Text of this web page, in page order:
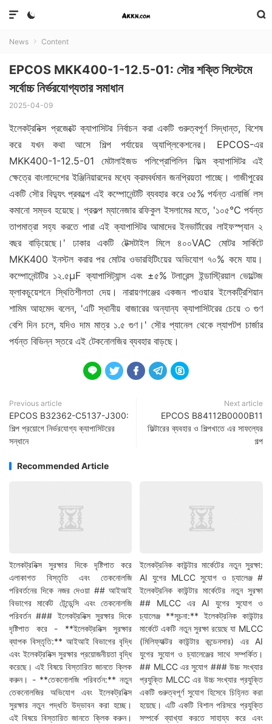



News  Content
EPCOS MKK400-1-12.5-01: সৌর শক্তি সিস্টেমে
সর্বোচ্চ নির্ভরযোগ্যতার সমাধান
2025-04-09
ইলেকট্রনিক্স প্রজেক্টে ক্যাপাসিটর নির্বাচন করা একটি গুরুত্বপূর্ণ সিদ্ধান্ত, বিশেষ
করে যখন কথা আসে শিল্প পর্যায়ের অ্যাপ্লিকেশনের। EPCOS-এর
MKK400-1-12.5-01 মেটালাইজড পলিপ্রোপিলিন ফিল্ম ক্যাপাসিটর এই
ক্ষেত্রে বাংলাদেশের ইঞ্জিনিয়ারদের মধ্যে ক্রমবর্ধমান জনপ্রিয়তা পাচ্ছে। গাজীপুরের
একটি সৌর বিদ্যুৎ প্রকল্পে এই কম্পোনেন্টটি ব্যবহার করে ৩৫% পর্যন্ত এনার্জি লস
কমানো সম্ভব হয়েছে। প্রকল্প ম্যানেজার রফিকুল ইসলামের মতে, '১০৫°C পর্যন্ত
তাপমাত্রা সহ্য করতে পারা এই ক্যাপাসিটর আমাদের ইনভার্টারের লাইফস্প্যান ২
বছর বাড়িয়েছে।' ঢাকার একটি টেক্সটাইল মিলে ৪০০VAC মোটর সার্কিটে
MKK400 ইনস্টল করার পর মোটর ওভারহিটিংয়ের অভিযোগ ৭০% কমে যায়।
কম্পোনেন্টটির ১২.৫µF ক্যাপাসিট্যান্স এবং ±৫% টলারেন্স ইন্ডাস্ট্রিয়াল ভোল্টেজ
ফ্লাকচুয়েশনে স্থিতিশীলতা দেয়। নারায়ণগঞ্জের একজন পাওয়ার ইলেকট্রিশিয়ান
শামিম আহমেদ বলেন, 'এটি স্থানীয় বাজারের অন্যান্য ক্যাপাসিটরের চেয়ে ৩ গুণ
বেশি দিন চলে, যদিও দাম মাত্র ১.৫ গুণ।' সৌর প্যানেল থেকে ল্যাপটপ চার্জার
পর্যন্ত বিভিন্ন স্তরে এই টেকনোলজির ব্যবহার বাড়ছে।
    
Previous article
EPCOS B32362-C5137-J300:
শিল্প প্রয়োগে নির্ভরযোগ্য ক্যাপাসিটরের
সন্ধানে
Next article
EPCOS B84112B0000B11
ফিল্টারের ব্যবহার ও শিল্পখাতে এর সাফল্যের
গল্প
Recommended Article
ইলেকট্রনিক্স সুরক্ষার দিকে দৃষ্টিপাত করে
এলাকাগত বিস্তৃতি এবং তেকনোলজি
পরিবর্তনের দিকে নজর দেওয়া ## আইআই
বিভাগের মার্কেট টেন্ডেন্সি এবং তেকনোলজি
পরিবর্তন ### ইলেকট্রনিক্স সুরক্ষার দিকে
দৃষ্টিপাত করে - **ইলেকট্রনিক্স সুরক্ষার
ব্যাপক বিস্তৃতি:** আইআই বিভাগের বৃদ্ধি
এবং ইলেকট্রনিক্স সুরক্ষার প্রয়োজনীয়তা বৃদ্ধি
করেছে। এই বিষয়ে বিস্তারিত জানতে ক্লিক
করুন। - **তেকনোলজি পরিবর্তন:** নতুন
তেকনোলজির অভিযোগ এবং ইলেকট্রনিক্স
সুরক্ষার নতুন পদ্ধতি উদ্ভাবন করা হচ্ছে।
এই বিষয়ে বিস্তারিত জানতে ক্লিক করুন।
ইলেকট্রনিক কাউন্টার মার্কেটের নতুন সুরক্ষা:
AI যুগের MLCC সুযোগ ও চ্যালেঞ্জ #
ইলেকট্রনিক কাউন্টার মার্কেটের নতুন সুরক্ষা
## MLCC এর AI যুগের সুযোগ ও
চ্যালেঞ্জ **সূচনা:** ইলেকট্রনিক কাউন্টার
মার্কেটে একটি নতুন সুরক্ষা রয়েছে যা MLCC
(মিলিফ্যাক্টর কাউন্টার কন্ডেনসার) এর AI
যুগের সুযোগ ও চ্যালেঞ্জের সাথে সম্পর্কিত।
## MLCC এর সুযোগ ### উচ্চ সংখ্যার
প্রযুক্তি MLCC এর উচ্চ সংখ্যার প্রযুক্তি
একটি গুরুত্বপূর্ণ সুযোগ হিসেবে চিহ্নিত করা
হয়েছে। এটি একটি বিশাল পরিসরে প্রযুক্তি
সম্পর্কে ব্যাখ্যা করতে সাহায্য করে এবং